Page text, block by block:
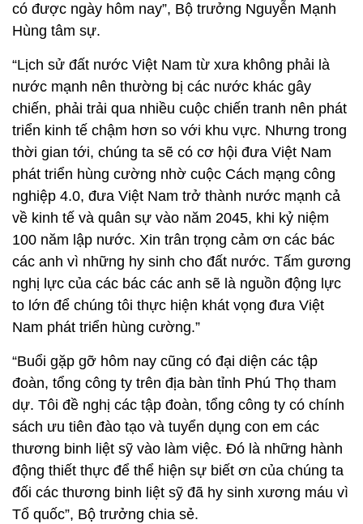
có được ngày hôm nay”, Bộ trưởng Nguyễn Mạnh
Hùng tâm sự.
“Lịch sử đất nước Việt Nam từ xưa không phải là
nước mạnh nên thường bị các nước khác gây
chiến, phải trải qua nhiều cuộc chiến tranh nên phát
triển kinh tế chậm hơn so với khu vực. Nhưng trong
thời gian tới, chúng ta sẽ có cơ hội đưa Việt Nam
phát triển hùng cường nhờ cuộc Cách mạng công
nghiệp 4.0, đưa Việt Nam trở thành nước mạnh cả
về kinh tế và quân sự vào năm 2045, khi kỷ niệm
100 năm lập nước. Xin trân trọng cảm ơn các bác
các anh vì những hy sinh cho đất nước. Tấm gương
nghị lực của các bác các anh sẽ là nguồn động lực
to lớn để chúng tôi thực hiện khát vọng đưa Việt
Nam phát triển hùng cường.”
“Buổi gặp gỡ hôm nay cũng có đại diện các tập
đoàn, tổng công ty trên địa bàn tỉnh Phú Thọ tham
dự. Tôi đề nghị các tập đoàn, tổng công ty có chính
sách ưu tiên đào tạo và tuyển dụng con em các
thương binh liệt sỹ vào làm việc. Đó là những hành
động thiết thực để thể hiện sự biết ơn của chúng ta
đối các thương binh liệt sỹ đã hy sinh xương máu vì
Tổ quốc”, Bộ trưởng chia sẻ.